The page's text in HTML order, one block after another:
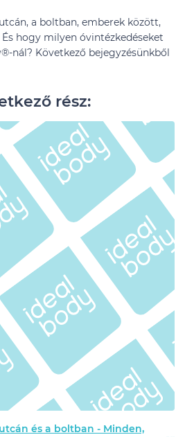
a boltban, emberek között,
hogy milyen óvintézkedéseket
nál? Következő bejegyzésünkből
rész:
és a boltban - Minden,